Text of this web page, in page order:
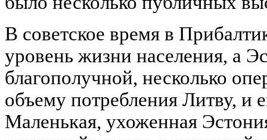
В советское время в
уровень жизни населения, а
благополучной, несколько
объему потребления Литву,
Маленькая, ухоженная